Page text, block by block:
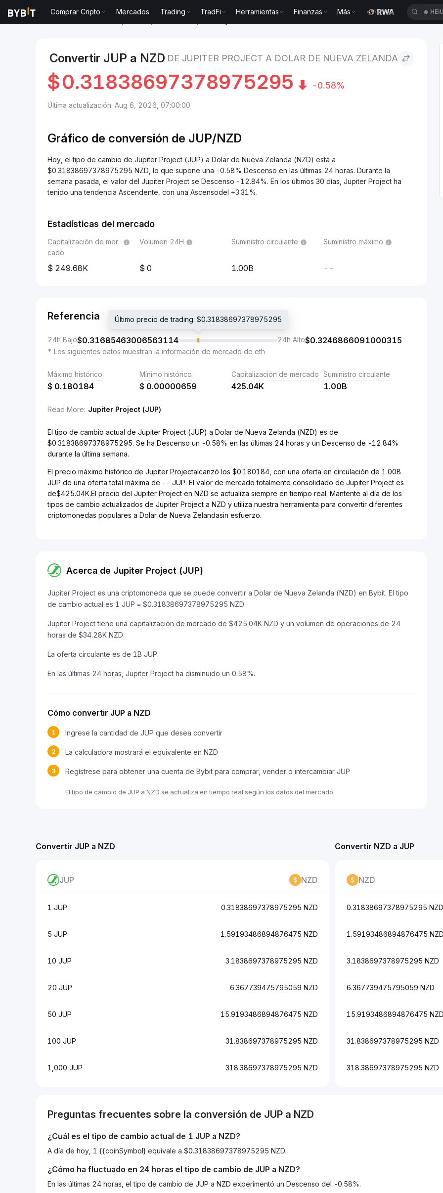
Comprar Cripto Mercados Trading TradFi Herramientas Finanzas Más 🔥
Convertir JUP a NZD DE JUPITER PROJECT A DOLAR DE NUEVA ZELANDA
$0.31838697378975295 -0.58%
Última actualización: Aug 6, 2026, 07:00:00
Gráfico de conversión de JUP/NZD
Hoy, el tipo de cambio de Jupiter Project (JUP) a Dolar de Nueva Zelanda (NZD) está a
$0.31838697378975295 NZD, lo que supone una -0.58% Descenso en las últimas 24 horas. Durante la
semana pasada, el valor del Jupiter Project se Descenso -12.84%. En los últimos 30 días, Jupiter Project ha
tenido una tendencia Ascendente, con una Ascensodel +3.31%.
Estadísticas del mercado
Capitalización de mer
cado
249.68K
Volumen 24H
0
Suministro circulante
1.00B
Suministro máximo
--
Referencia
24h Bajo$0.31685463006563114
Último precio de trading: $0.31838697378975295
24h Alto$0.3246866091000315
* Los siguientes datos muestran la información de mercado de eth
Máximo histórico
$ 0.180184
Mínimo histórico
$ 0.00000659
Capitalización de mercado
425.04K
Suministro circulante
1.00B
Read More: Jupiter Project (JUP)
El tipo de cambio actual de Jupiter Project (JUP) a Dolar de Nueva Zelanda (NZD) es de
$0.31838697378975295. Se ha Descenso un -0.58% en las últimas 24 horas y un Descenso de -12.84%
durante la última semana.
El precio máximo histórico de Jupiter Projectalcanzó los $0.180184, con una oferta en circulación de 1.00B
JUP de una oferta total máxima de -- JUP. El valor de mercado totalmente consolidado de Jupiter Project es
de$425.04K.El precio del Jupiter Project en NZD se actualiza siempre en tiempo real. Mantente al día de los
tipos de cambio actualizados de Jupiter Project a NZD y utiliza nuestra herramienta para convertir diferentes
criptomonedas populares a Dolar de Nueva Zelandasin esfuerzo.
Acerca de Jupiter Project (JUP)
Jupiter Project es una criptomoneda que se puede convertir a Dolar de Nueva Zelanda (NZD) en Bybit. El tipo
de cambio actual es 1 JUP = $0.31838697378975295 NZD.
Jupiter Project tiene una capitalización de mercado de $425.04K NZD y un volumen de operaciones de 24
horas de $34.28K NZD.
La oferta circulante es de 1B JUP.
En las últimas 24 horas, Jupiter Project ha disminuido un 0.58%.
Cómo convertir JUP a NZD
1 Ingrese la cantidad de JUP que desea convertir
2 La calculadora mostrará el equivalente en NZD
3 Regístrese para obtener una cuenta de Bybit para comprar, vender o intercambiar JUP
El tipo de cambio de JUP a NZD se actualiza en tiempo real según los datos del mercado.
Convertir JUP a NZD
JUP NZD
1 JUP 0.31838697378975295 NZD
5 JUP 1.59193486894876475 NZD
10 JUP 3.1838697378975295 NZD
20 JUP 6.367739475795059 NZD
50 JUP 15.9193486894876475 NZD
100 JUP 31.838697378975295 NZD
1,000 JUP 318.38697378975295 NZD
Convertir NZD a JUP
NZD
0.31838697378975295 NZD
1.59193486894876475
3.1838697378975295 NZD
6.367739475795059 NZD
15.9193486894876475
31.838697378975295 NZD
318.38697378975295 NZD
Preguntas frecuentes sobre la conversión de JUP a NZD
¿Cuál es el tipo de cambio actual de 1 JUP a NZD?
A día de hoy, 1 {{coinSymbol} equivale a $0.31838697378975295 NZD.
¿Cómo ha fluctuado en 24 horas el tipo de cambio de JUP a NZD?
En las últimas 24 horas, el tipo de cambio de JUP a NZD experimentó un Descenso del -0.58%.